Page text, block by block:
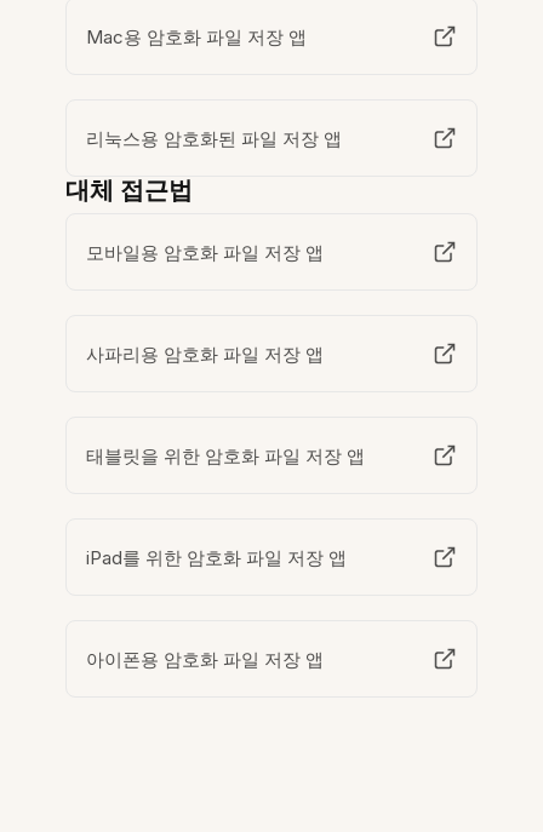
Mac용 암호화 파일 저장 앱
리눅스용 암호화된 파일 저장 앱
대체 접근법
모바일용 암호화 파일 저장 앱
사파리용 암호화 파일 저장 앱
태블릿을 위한 암호화 파일 저장 앱
iPad를 위한 암호화 파일 저장 앱
아이폰용 암호화 파일 저장 앱